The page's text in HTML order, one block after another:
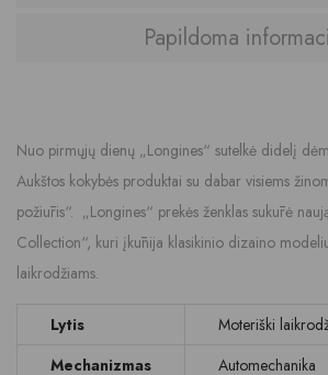
Papildoma
Nuo pirmųjų dienų „Longines“ sutelkė didelį
Aukštos kokybės produktai su dabar visiems
požiūris“. „Longines“ prekės ženklas sukūrė
Collection“, kuri įkūnija klasikinio dizaino
laikrodžiams.
Lytis
Moteriški
Mechanizmas
Automechanika